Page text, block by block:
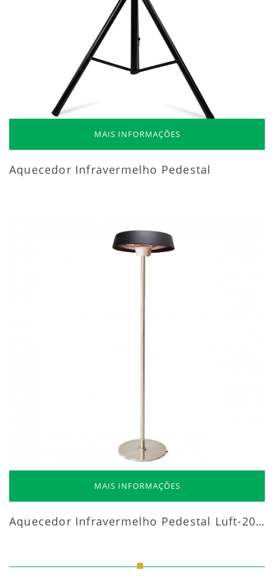
MAIS INFORMAÇÕES
Aquecedor Infravermelho Pedestal
MAIS INFORMAÇÕES
Aquecedor Infravermelho Pedestal Luft-20000